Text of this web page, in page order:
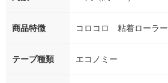
商品特徴 コロコロ 粘着ローラー
テープ種類 エコノミー